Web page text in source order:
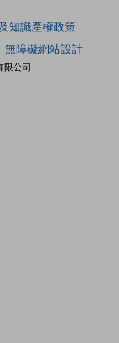
限公司
知識產權政策
無障礙網站設計